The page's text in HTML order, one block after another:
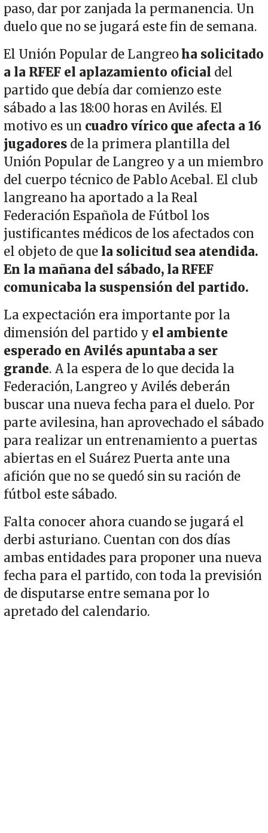
paso, dar por zanjada la permanencia. Un
duelo que no se jugará este fin de semana.
El Unión Popular de Langreoha solicitado
a la RFEF el aplazamiento oficial del
partido que debía dar comienzo este
sábado a las 18:00 horas en Avilés. El
motivo es un cuadro vírico que afecta a 16
jugadores de la primera plantilla del
Unión Popular de Langreo y a un miembro
del cuerpo técnico de Pablo Acebal. El club
langreano ha aportado a la Real
Federación Española de Fútbol los
justificantes médicos de los afectados con
el objeto de quela solicitud sea atendida.
En la mañana del sábado, la RFEF
comunicaba la suspensión del partido.
La expectación era importante por la
dimensión del partido y el ambiente
esperado en Avilés apuntaba a ser
grande. A la espera de lo que decida la
Federación, Langreo y Avilés deberán
buscar una nueva fecha para el duelo. Por
parte avilesina, han aprovechado el sábado
para realizar un entrenamiento a puertas
abiertas en el Suárez Puerta ante una
afición que no se quedó sin su ración de
fútbol este sábado.
Falta conocer ahora cuando se jugará el
derbi asturiano. Cuentan con dos días
ambas entidades para proponer una nueva
fecha para el partido, con toda la previsión
de disputarse entre semana por lo
apretado del calendario.